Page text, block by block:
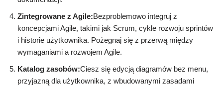
Zintegrowane z Agile:Bezproblemowo integruj z
koncepcjami Agile, takimi jak Scrum, cykle rozwoju sprintów
i historie użytkownika. Pożegnaj się z przerwą między
wymaganiami a rozwojem Agile.
Katalog zasobów:Ciesz się edycją diagramów bez menu,
przyjazną dla użytkownika, z wbudowanymi zasadami